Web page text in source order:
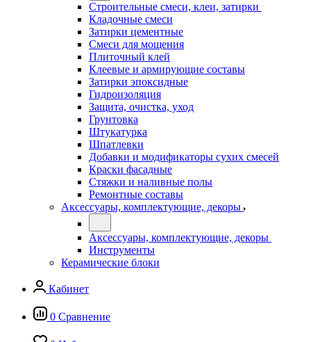
Строительные смеси, клеи, затирки
Кладочные смеси
Затирки цементные
Смеси для мощения
Плиточный клей
Клеевые и армирующие составы
Затирки эпоксидные
Гидроизоляция
Защита, очистка, уход
Грунтовка
Штукатурка
Шпатлевки
Добавки и модификаторы сухих смесей
Краски фасадные
Стяжки и наливные полы
Ремонтные составы
Аксессуары, комплектующие, декоры
Аксессуары, комплектующие, декоры
Инструменты
Керамические блоки
Кабинет
0 Сравнение